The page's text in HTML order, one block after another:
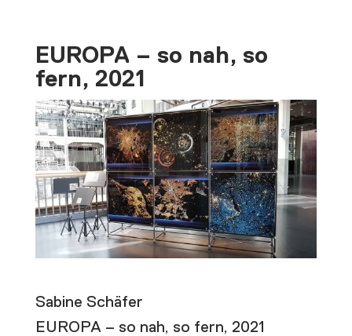
EUROPA – so nah, so
fern, 2021
Sabine Schäfer
EUROPA – so nah, so fern, 2021